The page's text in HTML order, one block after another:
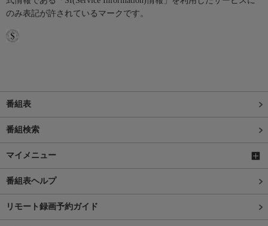
のみ表記が許されているマークです。
番組表
番組検索
マイメニュー
番組表ヘルプ
リモート録画予約ガイド